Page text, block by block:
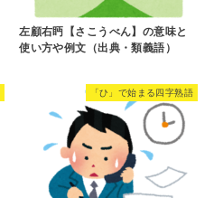
左顧右眄【さこうべん】の意味と
使い方や例文（出典・類義語）
「ひ」で始まる四字熟語